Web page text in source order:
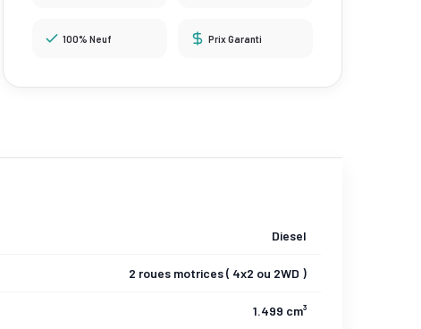
100% Neuf Prix Garanti
Diesel
2 roues motrices ( 4x2 ou 2WD )
1.499 cm³